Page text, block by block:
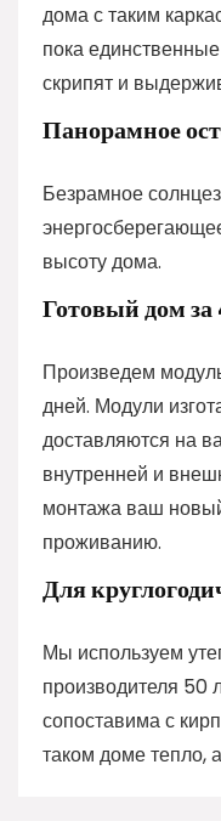
дома с таким
пока
скрипят и
Панорамное
Безрамное
высоту дома.
Готовый дом
Произведем
дней. Модули
доставляются на
внутренней и
монтажа ваш
проживанию.
Для
Мы используем
производителя 50
сопоставима с
таком доме тепло,